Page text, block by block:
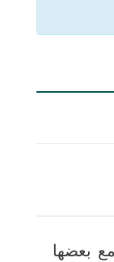
بعضها